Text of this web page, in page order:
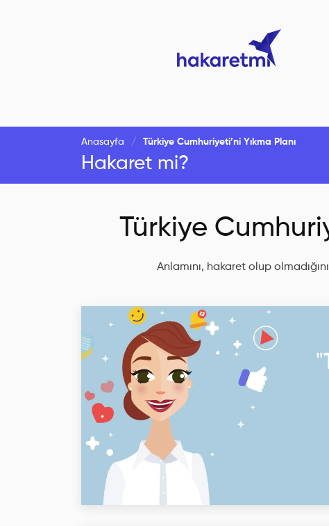
Anasayfa Türkiye Cumhuriyeti’ni Yıkma Planı
Hakaret mi?
Türkiye
Anlamını, hakaret olup
"